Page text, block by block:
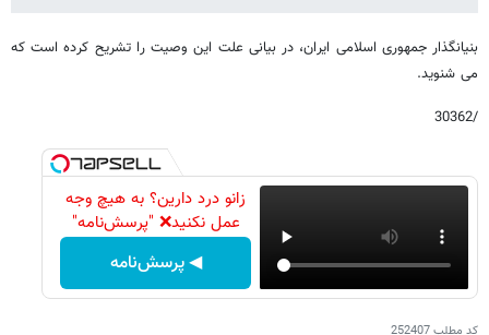
بنیانگذار جمهوری اسلامی ایران، در بیانی علت این وصیت را تشریح کرده است که
می شنوید.
/30362
زانو درد دارین؟ به هیچ وجه
عمل نکنید❌ "پرسش‌نامه"
◀ پرسش‌نامه